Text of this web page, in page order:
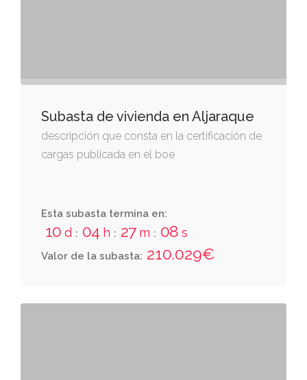
Subasta de vivienda en Aljaraque
descripción que consta en la certificación de
cargas publicada en el boe
Esta subasta termina en:
10 d : 04 h : 27 m : 08 s
Valor de la subasta: 210.029€